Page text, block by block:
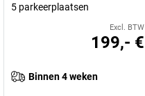
5 parkeerplaatsen
Excl. BTW
199,- €
Binnen 4 weken